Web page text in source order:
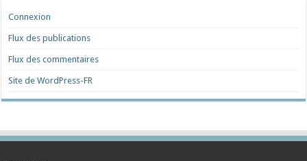
Connexion
Flux des publications
Flux des commentaires
Site de WordPress-FR